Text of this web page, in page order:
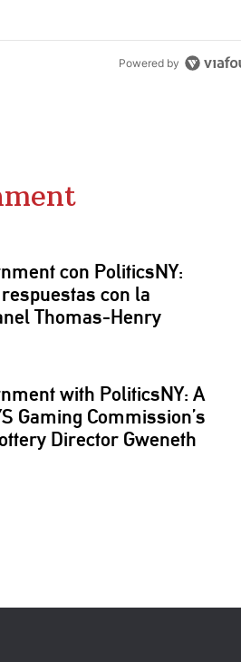
Powered by
con PoliticsNY:
con la
Thomas-Henry
with PoliticsNY: A
Gaming Commission’s
Director Gweneth